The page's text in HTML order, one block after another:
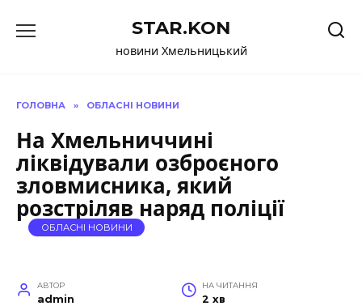
до
STAR.KON
новини Хмельницький
ГОЛОВНА » ОБЛАСНІ НОВИНИ
На Хмельниччині
ліквідували озброєного
зловмисника, який
розстріляв наряд поліції
ОБЛАСНІ НОВИНИ
АВТОР
admin
НА ЧИТАННЯ
2 хв